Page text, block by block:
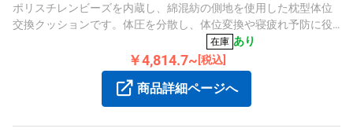
ポリスチレンビーズを内蔵し、綿混紡の側地を使用した枕型体位
交換クッションです。体圧を分散し、体位変換や寝疲れ予防に役
立ちます。洗濯可能で抗菌防臭加工済みです。
在庫 あり
￥4,814.7~ [税込]
商品詳細ページへ